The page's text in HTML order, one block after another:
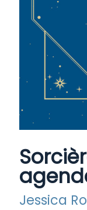
Jessica